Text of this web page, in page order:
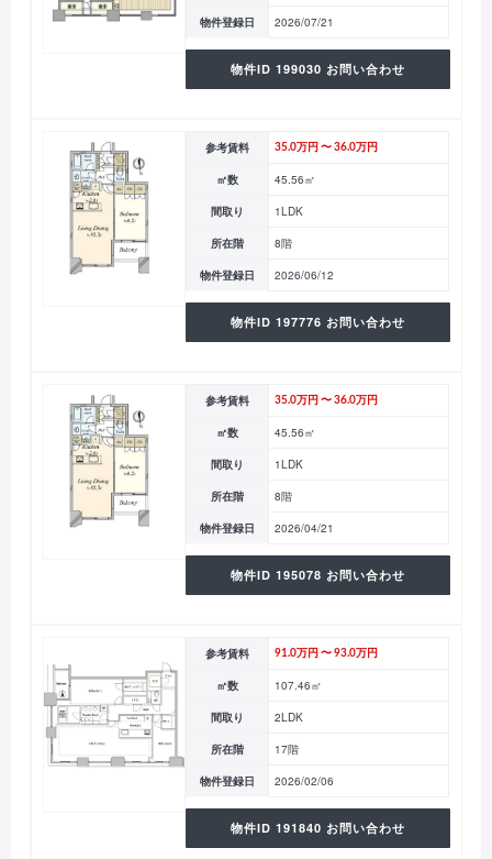
物件登録日 2026/07/21
物件ID 199030 お問い合わせ
参考賃料 35.0万円 〜 36.0万円
㎡数 45.56㎡
間取り 1LDK
所在階 8階
物件登録日 2026/06/12
物件ID 197776 お問い合わせ
参考賃料 35.0万円 〜 36.0万円
㎡数 45.56㎡
間取り 1LDK
所在階 8階
物件登録日 2026/04/21
物件ID 195078 お問い合わせ
参考賃料 91.0万円 〜 93.0万円
㎡数 107.46㎡
間取り 2LDK
所在階 17階
物件登録日 2026/02/06
物件ID 191840 お問い合わせ